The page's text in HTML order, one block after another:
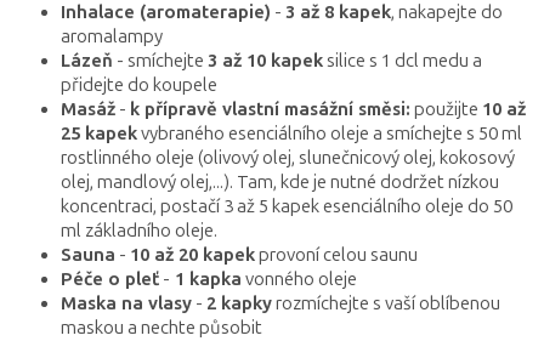
Inhalace (aromaterapie) - 3 až 8 kapek, nakapejte do
aromalampy
Lázeň - smíchejte 3 až 10 kapeksilice s 1 dcl medu a
přidejte do koupele
Masáž - k přípravě vlastní masážní směsi: použijte 10 až
25 kapekvybraného esenciálního oleje a smíchejte s 50 ml
rostlinného oleje (olivový olej, slunečnicový olej, kokosový
olej, mandlový olej,...). Tam, kde je nutné dodržet nízkou
koncentraci, postačí 3 až 5 kapek esenciálního oleje do 50
ml základního oleje.
Sauna - 10 až 20 kapekprovoní celou saunu
Péče o pleť - 1 kapka vonného oleje
Maska na vlasy - 2 kapkyrozmíchejte s vaší oblíbenou
maskou a nechte působit